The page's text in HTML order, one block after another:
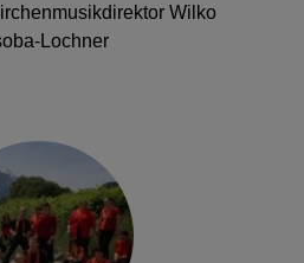
Wilko
Lochner